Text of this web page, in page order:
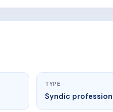
TYPE
Syndic